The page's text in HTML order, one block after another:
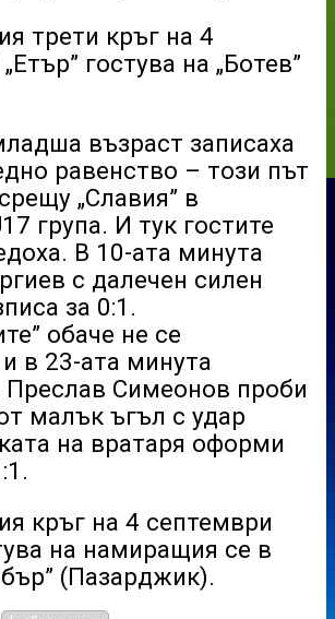
трети кръг на 4
гостува на „Ботев”
възраст записаха
равенство – този път
„Славия” в
група. И тук гостите
В 10-ата минута
с далечен силен
за 0:1.
обаче не се
в 23-ата минута
Преслав Симеонов проби
малък ъгъл с удар
на вратаря оформи
кръг на 4 септември
на намиращия се в
(Пазарджик).